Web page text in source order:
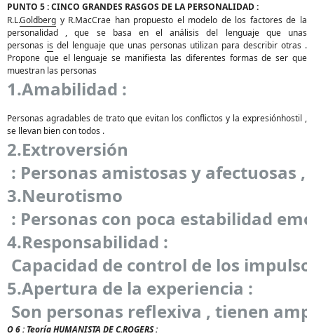
PUNTO 5 : CINCO GRANDES RASGOS DE LA PERSONALIDAD :
R.L.Goldberg y R.MacCrae han propuesto el modelo de los factores de la
personalidad , que se basa en elanálisis del lenguaje que unas
personas is del lenguaje que unas personas utilizan para describir otras .
Propone que el lenguaje se manifiesta las diferentes formas de ser que
muestran las personas
1.Amabilidad :
Personas agradables de trato que evitan los conflictos y la expresiónhostil ,
se llevan bien con todos .
2.Extroversión
: Personas amistosas y afectuosas
3.Neurotismo
: Personas con poca estabilidad
4.Responsabilidad :
Capacidad de control de los
5.Apertura de la experiencia :
Son personas reflexiva , tienen
O 6 : Teoría HUMANISTA DE C.ROGERS :